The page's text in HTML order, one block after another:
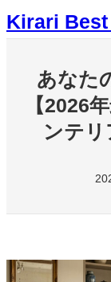
内
容
Kirari
あなた
【2026
ンテ